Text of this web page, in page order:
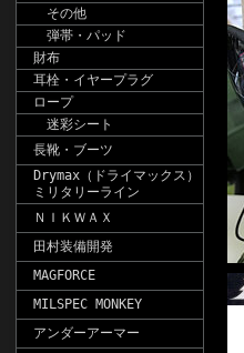
その他
弾帯・パッド
財布
耳栓・イヤープラグ
ロープ
迷彩シート
長靴・ブーツ
Drymax（ドライマックス）
ミリタリーライン
ＮＩＫＷＡＸ
田村装備開発
MAGFORCE
MILSPEC MONKEY
アンダーアーマー